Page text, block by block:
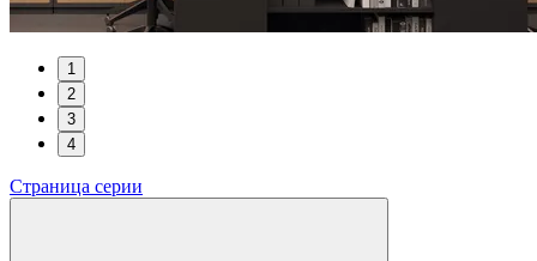
1
2
3
4
Страница серии